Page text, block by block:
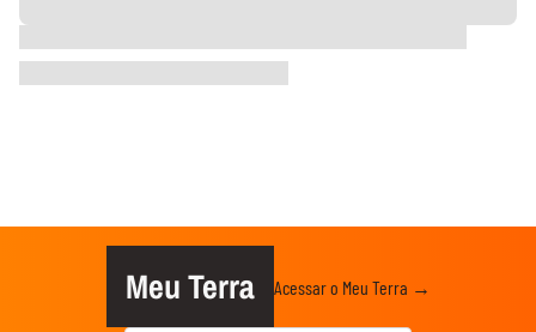
Meu Terra Acessar o Meu Terra →